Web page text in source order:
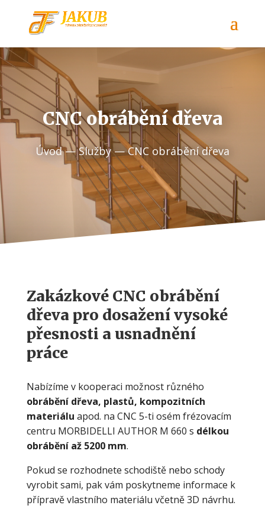
CNC obrábění dřeva
Úvod— Služby— CNC obrábění dřeva
Zakázkové CNC obrábění
dřeva pro dosažení vysoké
přesnosti a usnadnění
práce
Nabízíme v kooperaci možnost různého
obrábění dřeva, plastů, kompozitních
materiálu apod. na CNC 5-ti osém frézovacím
centru MORBIDELLI AUTHOR M 660 s délkou
obrábění až 5200 mm.
Pokud se rozhodnete schodiště nebo schody
vyrobit sami, pak vám poskytneme informace k
přípravě vlastního materiálu včetně 3D návrhu.